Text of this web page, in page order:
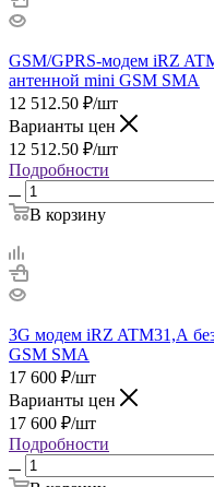
GSM/GPRS-модем iRZ
антенной mini GSM SMA
12 512.50 ₽/шт
Варианты цен
12 512.50 ₽/шт
Подробности
В корзину
3G модем iRZ ATM31,А
GSM SMA
17 600 ₽/шт
Варианты цен
17 600 ₽/шт
Подробности